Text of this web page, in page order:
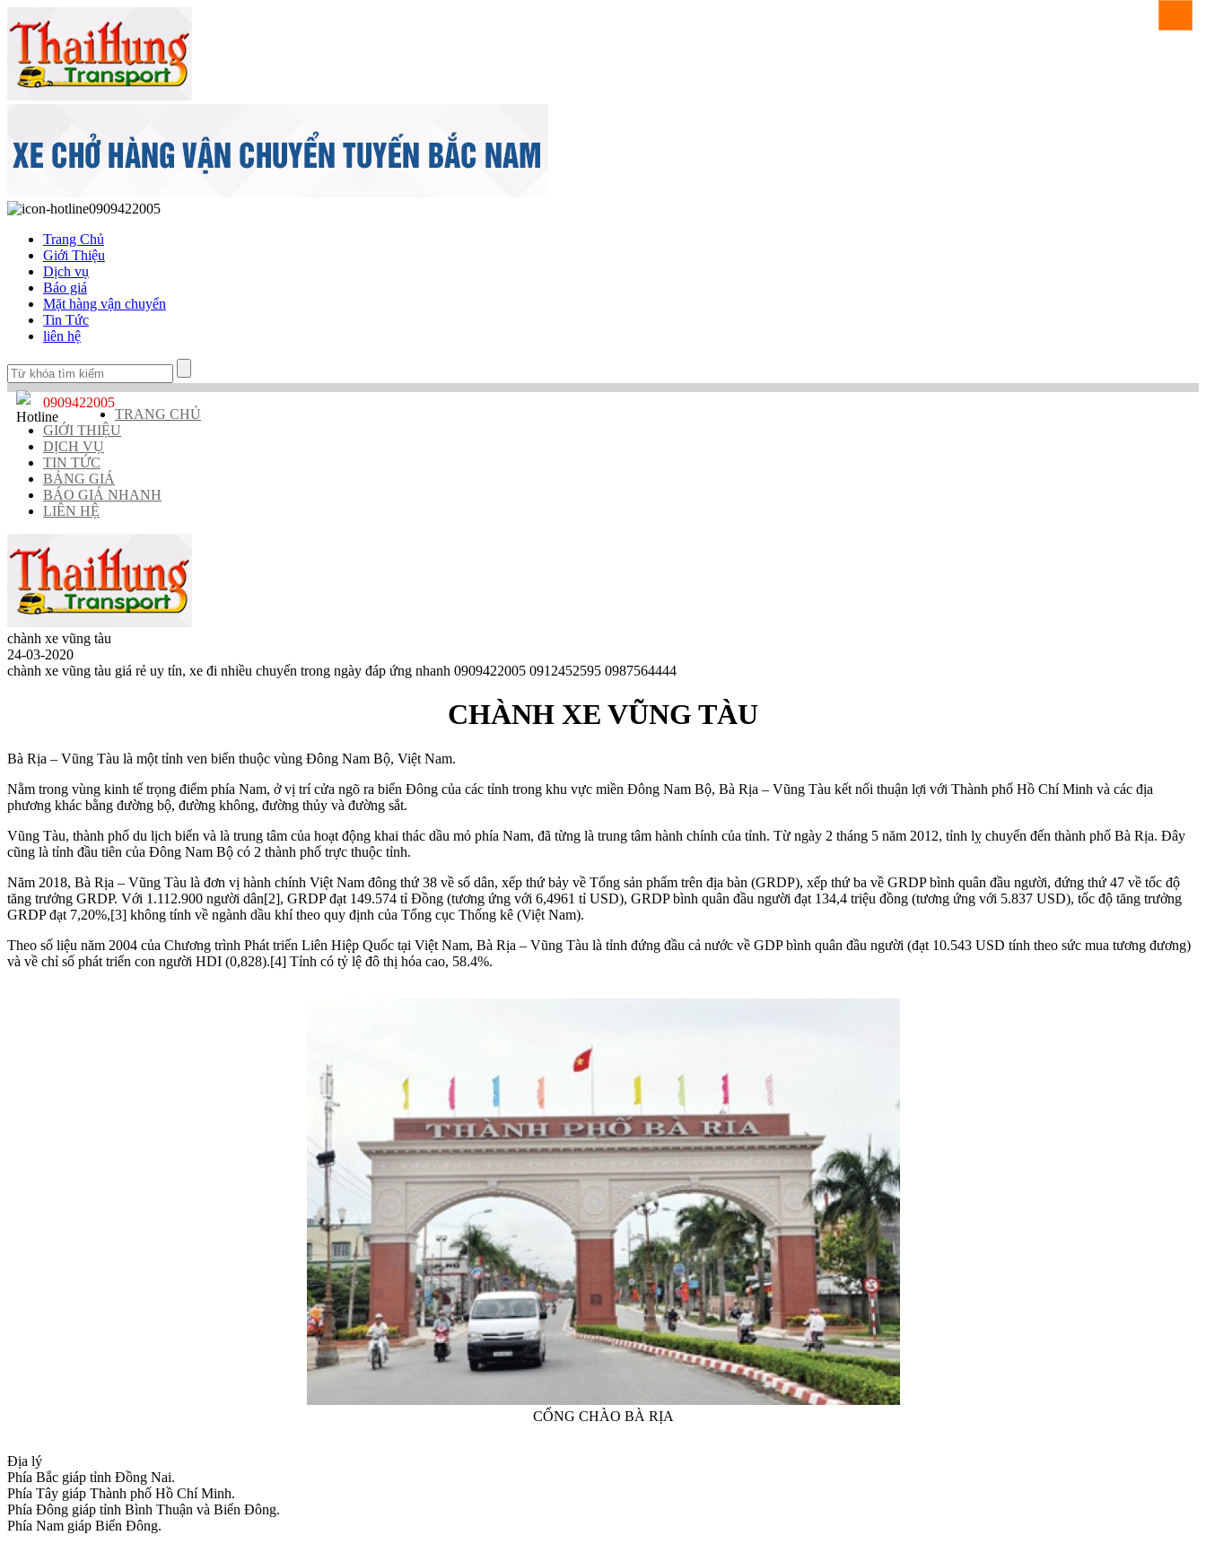
0909422005
Trang Chủ
Giới Thiệu
Dịch vụ
Báo giá
Mặt hàng vận chuyển
Tin Tức
liên hệ
0909422005
TRANG CHỦ
GIỚI THIỆU
DỊCH VỤ
TIN TỨC
BẢNG GIÁ
BÁO GIÁ NHANH
LIÊN HỆ
chành xe vũng tàu
24-03-2020
chành xe vũng tàu giá rẻ uy tín, xe đi nhiều chuyến trong ngày đáp ứng nhanh 0909422005 0912452595 0987564444
CHÀNH XE VŨNG TÀU
Bà Rịa – Vũng Tàu là một tỉnh ven biển thuộc vùng Đông Nam Bộ, Việt Nam.
Nằm trong vùng kinh tế trọng điểm phía Nam, ở vị trí cửa ngõ ra biển Đông của các tỉnh trong khu vực miền Đông Nam Bộ, Bà Rịa – Vũng Tàu kết nối thuận lợi với Thành phố Hồ Chí Minh và các địa
phương khác bằng đường bộ, đường không, đường thủy và đường sắt.
Vũng Tàu, thành phố du lịch biển và là trung tâm của hoạt động khai thác dầu mỏ phía Nam, đã từng là trung tâm hành chính của tỉnh. Từ ngày 2 tháng 5 năm 2012, tỉnh lỵ chuyển đến thành phố Bà Rịa. Đây
cũng là tỉnh đầu tiên của Đông Nam Bộ có 2 thành phố trực thuộc tỉnh.
Năm 2018, Bà Rịa – Vũng Tàu là đơn vị hành chính Việt Nam đông thứ 38 về số dân, xếp thứ bảy về Tổng sản phẩm trên địa bàn (GRDP), xếp thứ ba về GRDP bình quân đầu người, đứng thứ 47 về tốc độ
tăng trưởng GRDP. Với 1.112.900 người dân[2], GRDP đạt 149.574 tỉ Đồng (tương ứng với 6,4961 tỉ USD), GRDP bình quân đầu người đạt 134,4 triệu đồng (tương ứng với 5.837 USD), tốc độ tăng trưởng
GRDP đạt 7,20%,[3] không tính về ngành dầu khí theo quy định của Tổng cục Thống kê (Việt Nam).
Theo số liệu năm 2004 của Chương trình Phát triển Liên Hiệp Quốc tại Việt Nam, Bà Rịa – Vũng Tàu là tỉnh đứng đầu cả nước về GDP bình quân đầu người (đạt 10.543 USD tính theo sức mua tương đương)
và về chỉ số phát triển con người HDI (0,828).[4] Tỉnh có tỷ lệ đô thị hóa cao, 58.4%.
CỔNG CHÀO BÀ RỊA
Địa lý
Phía Bắc giáp tỉnh Đồng Nai.
Phía Tây giáp Thành phố Hồ Chí Minh.
Phía Đông giáp tỉnh Bình Thuận và Biển Đông.
Phía Nam giáp Biển Đông.